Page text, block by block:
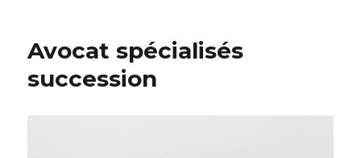
Avocat spécialisés
succession